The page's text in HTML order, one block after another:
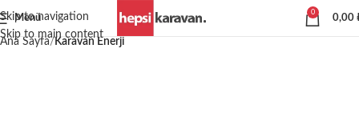
Skip to navigation
Skip to main content
Menü
0
0,00
Ana Sayfa Karavan Enerji